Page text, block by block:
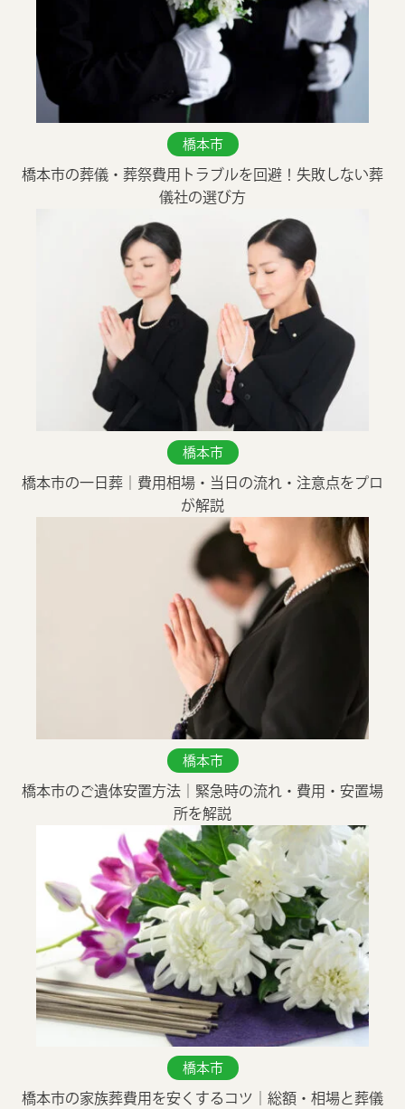
24時間365日 深夜・早朝も対応
電話をかける（無料）
葬儀費用が最大5万円割引
資料を請求する
もしもの時に慌てない為に
お葬式プラン
市民葬祭メモリオの葬儀場
お葬式がはじめての方へ
会員制度こころの会
会社概要
お知らせ
お問い合わせ
橋本市
橋本市の葬儀・葬祭費用トラブルを回避！失敗しない葬
儀社の選び方
橋本市
橋本市の一日葬｜費用相場・当日の流れ・注意点をプロ
が解説
橋本市
橋本市のご遺体安置方法｜緊急時の流れ・費用・安置場
所を解説
橋本市
橋本市の家族葬費用を安くするコツ｜総額・相場と葬儀